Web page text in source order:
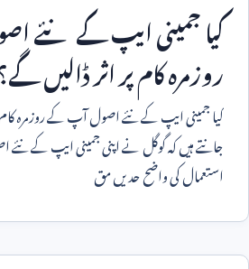
کیا جمینی ایپ کے نئے
روزمرہ کام پر اثر ڈالیں
جانتے ہیں کہ گوگل نے اپنی جمینی ایپ کے نئے
استعمال کی واضح حدیں مق